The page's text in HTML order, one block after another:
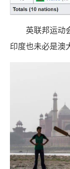
英联邦运动
印度也未必是澳